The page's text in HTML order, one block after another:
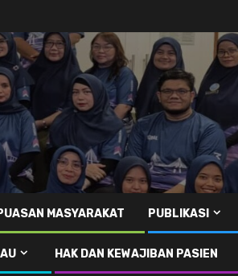
MASYARAKAT PUBLIKASI
HAK DAN KEWAJIBAN PASIEN